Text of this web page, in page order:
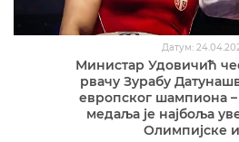
Датум:
Министар Удовичић
рвачу Зурабу
европског шампиона –
медаља је најбоља
Олимпијске